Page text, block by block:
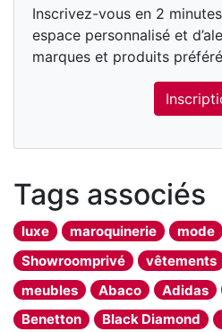
Inscrivez-vous en 2
espace personnalisé et
marques et produits
Tags associés
luxe maroquinerie mode
Showroomprivé
vêtements
meubles
Abaco Adidas
Benetton
Black Diamond